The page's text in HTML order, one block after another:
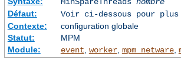
Défaut:
Voir ci-dessous pour
Contexte:
configuration globale
Statut:
MPM
Module:
event worker, mpm_netware,